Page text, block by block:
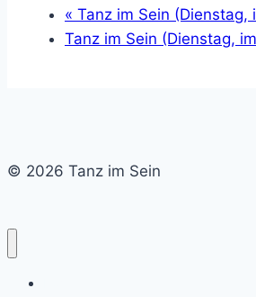
« Tanz im Sein (Dienstag,
Tanz im Sein (Dienstag,
© 2026 Tanz im Sein